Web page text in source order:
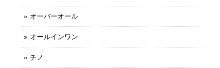
オーバーオール
オールインワン
チノ